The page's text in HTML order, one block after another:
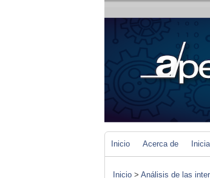
Inicio Acerca de
Inicio > Análisis de las